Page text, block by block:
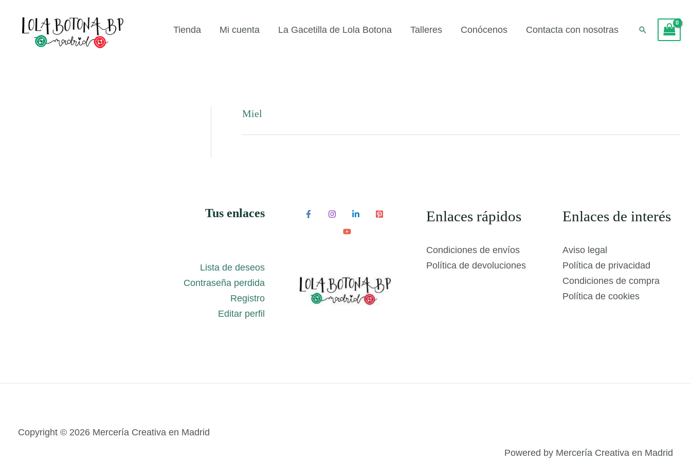
contenido
Tienda Mi cuenta La Gacetilla de Lola Botona Talleres Conócenos Contacta con nosotras Buscar
Miel
Tus enlaces
Lista de deseos
Contraseña perdida
Registro
Editar perfil
Enlaces rápidos
Condiciones de envíos
Política de devoluciones
Enlaces de interés
Aviso legal
Política de privacidad
Condiciones de compra
Política de cookies
Copyright © 2026 Mercería Creativa en Madrid
Powered by Mercería Creativa en Madrid